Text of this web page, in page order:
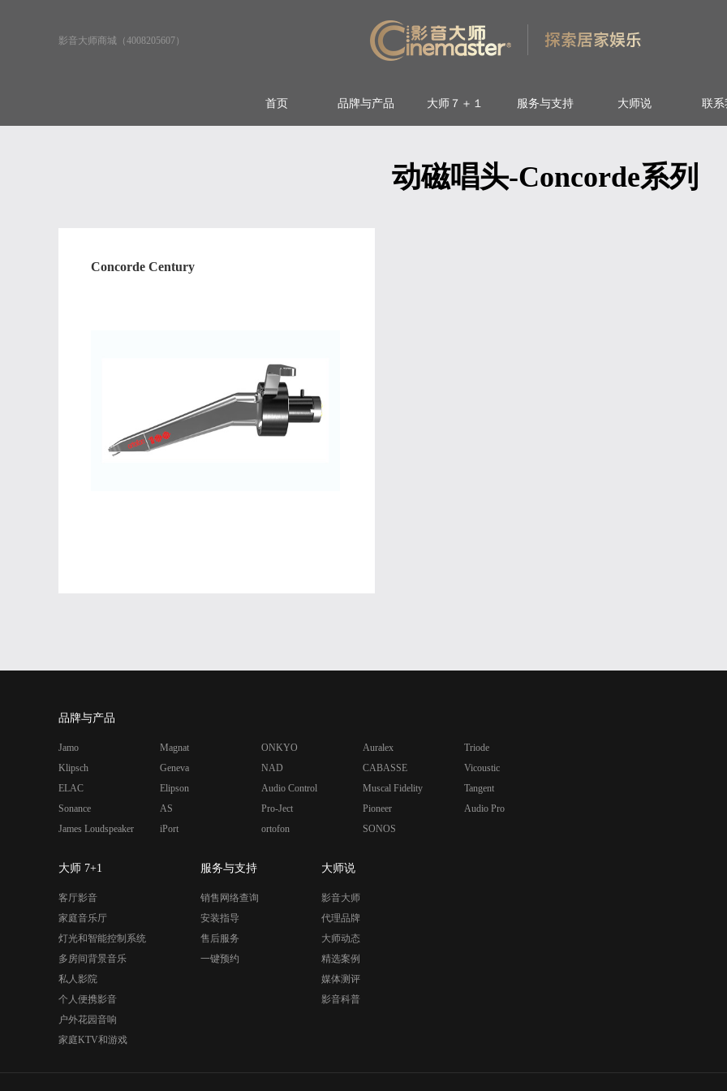
影音大师商城（4008205607）
首页 品牌与产品 大师７＋１ 服务与支持 大师说 联系
动磁唱头-Concorde系列
Concorde Century
品牌与产品
Jamo
Klipsch
ELAC
Sonance
James Loudspeaker
Magnat
Geneva
Elipson
AS
iPort
ONKYO
NAD
Audio Control
Pro-Ject
ortofon
Auralex
CABASSE
Muscal Fidelity
Pioneer
SONOS
Triode
Vicoustic
Tangent
Audio Pro
大师 7+1
客厅影音
家庭音乐厅
灯光和智能控制系统
多房间背景音乐
私人影院
个人便携影音
户外花园音响
家庭KTV和游戏
服务与支持
销售网络查询
安装指导
售后服务
一键预约
大师说
影音大师
代理品牌
大师动态
精选案例
媒体测评
影音科普